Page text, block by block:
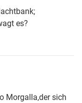
es?
Morgalla,der sich